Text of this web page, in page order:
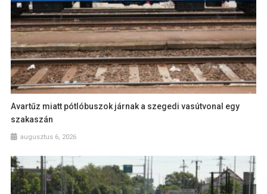
Avartűz miatt pótlóbuszok járnak a szegedi vasútvonal egy
szakaszán
augusztus 6, 2026